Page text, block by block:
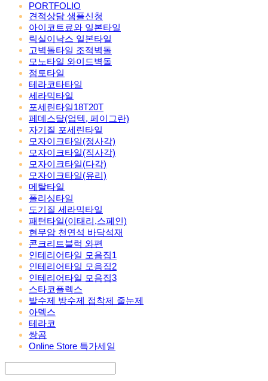
PORTFOLIO
견적상담 샘플신청
아이코트료와 일본타일
릭실이낙스 일본타일
고벽돌타일 조적벽돌
모노타일 와이드벽돌
점토타일
테라코타타일
세라믹타일
포세린타일18T20T
페데스탈(업텍, 페이그란)
자기질 포세린타일
모자이크타일(정사각)
모자이크타일(직사각)
모자이크타일(다각)
모자이크타일(유리)
메탈타일
폴리싱타일
도기질 세라믹타일
패턴타일(이태리,스페인)
현무암 천연석 바닥석재
콘크리트블럭 와편
인테리어타일 모음집1
인테리어타일 모음집2
인테리어타일 모음집3
스타코플렉스
발수제 방수제 접착제 줄눈제
아덱스
테라코
쌍곰
Online Store 특가세일